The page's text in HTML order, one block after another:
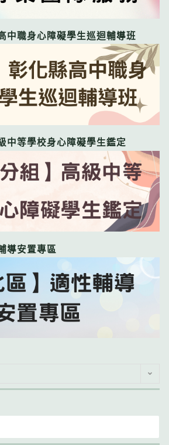
中職身心障礙學生巡迴輔導班
中等學校身心障礙學生鑑定
導安置專區